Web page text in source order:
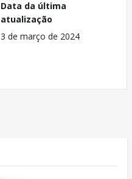
Data da última
atualização
3 de março de 2024